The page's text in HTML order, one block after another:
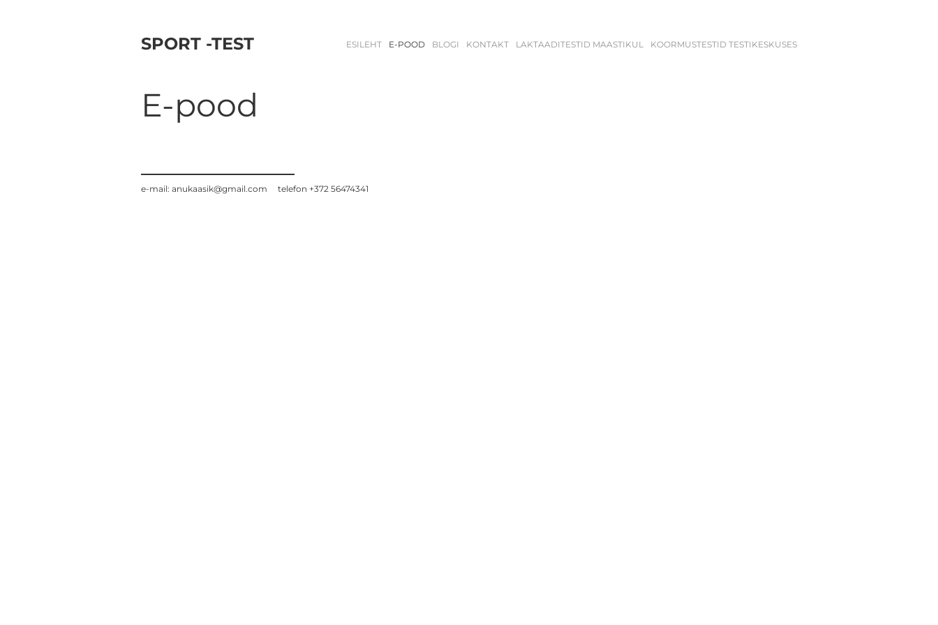
SPORT -TEST ESILEHT E-POOD BLOGI KONTAKT LAKTAADITESTID MAASTIKUL KOORMUSTESTID TESTIKESKUSES
E-pood
e-mail: anukaasik@gmail.com telefon +372 56474341